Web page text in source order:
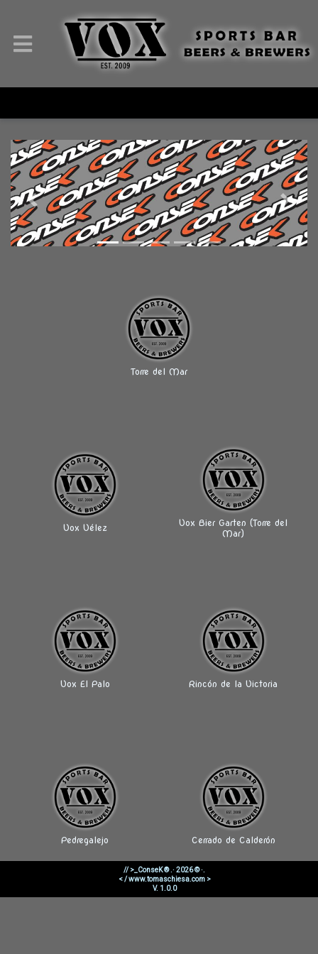
Previous Next
Torre del Mar
Vox Vélez
Vox Bier Garten (Torre del
Mar)
Vox El Palo Rincón de la Victoria
Pedregalejo Cerrado de Calderón
// >_ConseK ® .· 2026 © ·.
< / www.tomaschiesa.com >
V. 1.0.0